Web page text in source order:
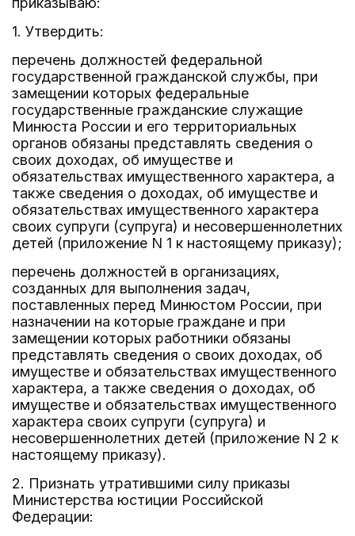
1. Утвердить:
перечень должностей федеральной
государственной гражданской службы, при
замещении которых федеральные
государственные гражданские служащие
Минюста России и его территориальных
органов обязаны представлять сведения о
своих доходах, об имуществе и
обязательствах имущественного характера, а
также сведения о доходах, об имуществе и
обязательствах имущественного характера
своих супруги (супруга) и несовершеннолетних
детей (приложение N 1 к настоящему приказу);
перечень должностей в организациях,
созданных для выполнения задач,
поставленных перед Минюстом России, при
назначении на которые граждане и при
замещении которых работники обязаны
представлять сведения о своих доходах, об
имуществе и обязательствах имущественного
характера, а также сведения о доходах, об
имуществе и обязательствах имущественного
характера своих супруги (супруга) и
несовершеннолетних детей (приложение N 2 к
настоящему приказу).
2. Признать утратившими силу приказы
Министерства юстиции Российской
Федерации: